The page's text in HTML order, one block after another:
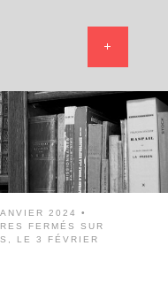
2024 •
FERMÉS
SUR
LE 3 FÉVRIER